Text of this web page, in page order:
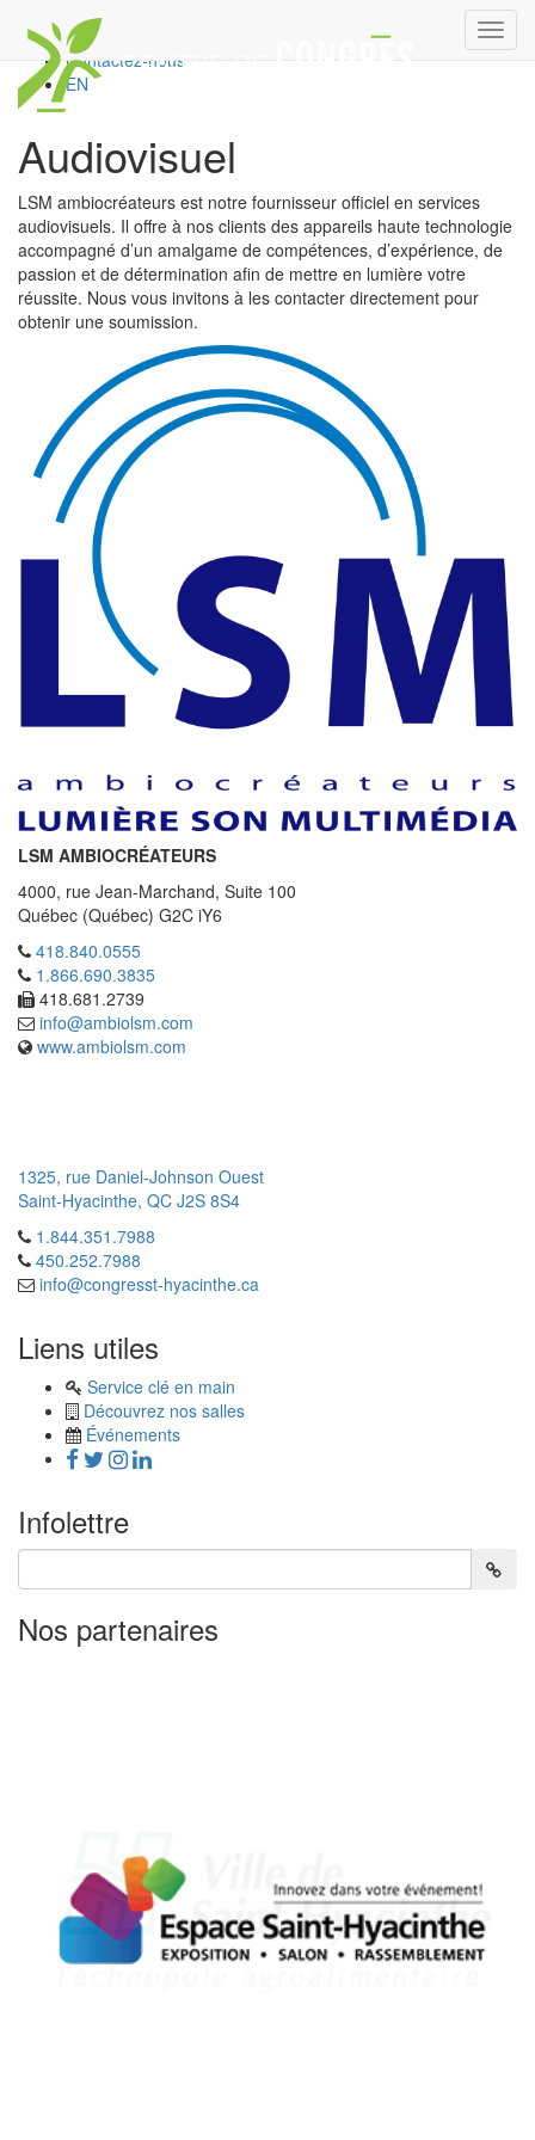
Carrières
Réservation
Contactez-nous
EN
Audiovisuel
LSM ambiocréateurs est notre fournisseur officiel en services
audiovisuels. Il offre à nos clients des appareils haute technologie
accompagné d’un amalgame de compétences, d’expérience, de
passion et de détermination afin de mettre en lumière votre
réussite. Nous vous invitons à les contacter directement pour
obtenir une soumission.
LSM AMBIOCRÉATEURS
4000, rue Jean-Marchand, Suite 100
Québec (Québec) G2C iY6
418.840.0555
1.866.690.3835
418.681.2739
info@ambiolsm.com
www.ambiolsm.com
1325, rue Daniel-Johnson Ouest
Saint-Hyacinthe, QC J2S 8S4
 1.844.351.7988
450.252.7988
 info@congresst-hyacinthe.ca
Liens utiles
Service clé en main
Découvrez nos salles
Événements
Infolettre
Nos partenaires